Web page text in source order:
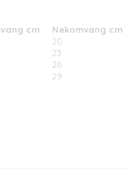
cm
Nekomvang cm
20
23
26
29